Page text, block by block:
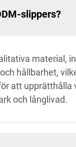
slippers?
material,
hållbarhet,
att
och långlivad.